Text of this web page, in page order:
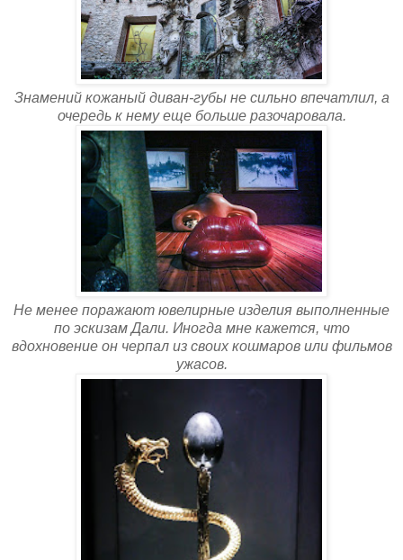
Знамений кожаный диван-губы не сильно впечатлил, а
очередь к нему еще больше разочаровала.
Не менее поражают ювелирные изделия выполненные
по эскизам Дали. Иногда мне кажется, что
вдохновение он черпал из своих кошмаров или фильмов
ужасов.